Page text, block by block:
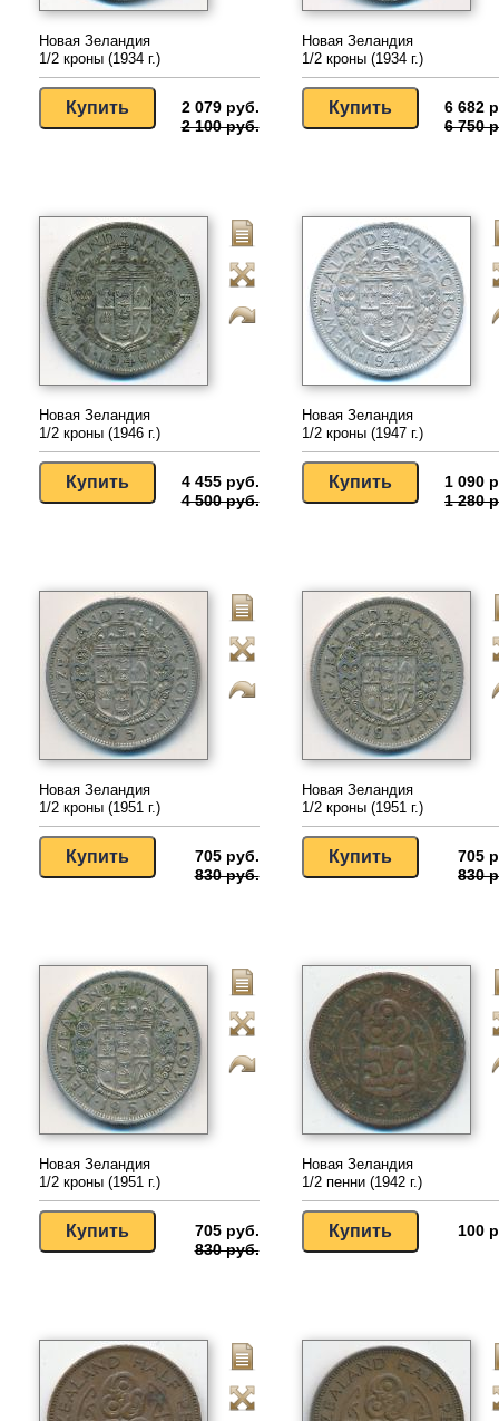
Новая Зеландия
1/2 кроны (1934 г.)
2 079 руб.
2 100 руб.
Новая Зеландия
1/2 кроны (1934 г.)
6 682
6 750
Новая Зеландия
1/2 кроны (1946 г.)
4 455 руб.
4 500 руб.
Новая Зеландия
1/2 кроны (1947 г.)
1 090
1 280
Новая Зеландия
1/2 кроны (1951 г.)
705 руб.
830 руб.
Новая Зеландия
1/2 кроны (1951 г.)
705
830
Новая Зеландия
1/2 кроны (1951 г.)
705 руб.
830 руб.
Новая Зеландия
1/2 пенни (1942 г.)
100